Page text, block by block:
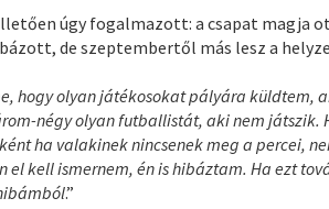
úgy fogalmazott: a csapat magja
de szeptembertől más lesz a
hogy olyan játékosokat pályára küldtem,
négy olyan futballistát, aki nem játszik.
ha valakinek nincsenek meg a percei,
el kell ismernem, én is hibáztam. Ha ezt
.”